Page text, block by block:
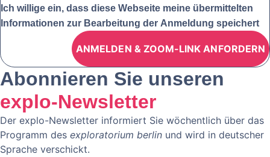
Ich willige ein, dass diese Webseite meine übermittelten
Informationen zur Bearbeitung der Anmeldung speichert
Abonnieren Sie unseren
explo-Newsletter
Der explo-Newsletter informiert Sie wöchentlich über das
Programm des exploratorium berlin und wird in deutscher
Sprache verschickt.